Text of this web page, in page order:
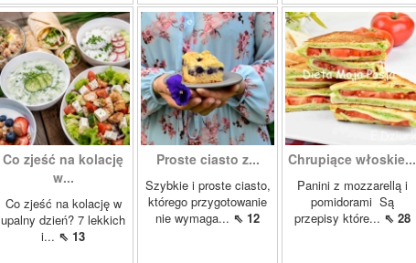
Co zjeść na kolację
w...
Co zjeść na kolację w
upalny dzień? 7 lekkich
i... ⇖ 13
Proste ciasto z...
Szybkie i proste ciasto,
którego przygotowanie
nie wymaga... ⇖ 12
Chrupiące włoskie...
Panini z mozzarellą i
pomidorami Są
przepisy które... ⇖ 28